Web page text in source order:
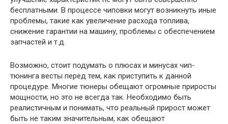
бесплатными. В процессе чиповки могут возникнуть иные
проблемы, такие как увеличение расхода топлива,
снижение гарантии на машину, проблемы с обеспечением
запчастей и т.д.
Возможно, стоит подумать о плюсах и минусах чип-
тюнинга весты перед тем, как приступить к данной
процедуре. Многие тюнеры обещают огромные приросты
мощности, но это не всегда так. Необходимо быть
реалистичным и понимать, что реальный прирост может
быть не таким значительным, как обещают